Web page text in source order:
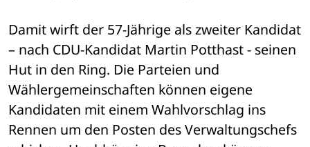
Damit wirft der 57-Jährige als zweiter Kandidat
– nach CDU-Kandidat Martin Potthast - seinen
Hut in den Ring. Die Parteien und
Wählergemeinschaften können eigene
Kandidaten mit einem Wahlvorschlag ins
Rennen um den Posten des Verwaltungschefs